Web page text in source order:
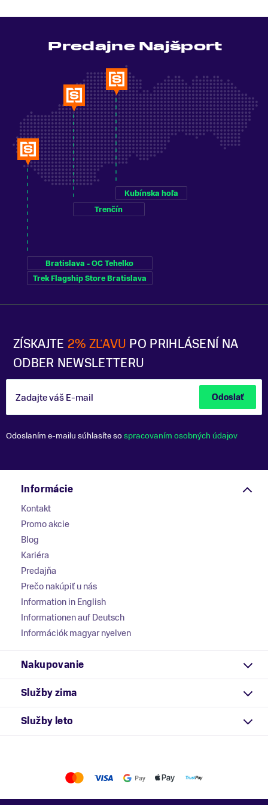
ZÍSKAJTE 2% ZĽAVU PO PRIHLÁSENÍ NA
ODBER NEWSLETTERU
Zadajte váš E-mail Odoslať
Odoslaním e-mailu súhlasíte sospracovaním osobných údajov
Predajne Najšport
Bratislava - OC Tehelko
Trek Flagship Store Bratislava
Trenčín
Kubínska hoľa
Informácie
Kontakt
Promo akcie
Blog
Kariéra
Predajňa
Prečo nakúpiť u nás
Information in English
Informationen auf Deutsch
Információk magyar nyelven
Nakupovanie
Služby zima
Služby leto